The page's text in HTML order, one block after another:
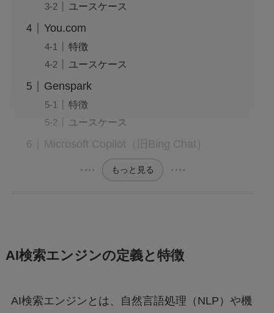
ユースケース
You.com
特徴
ユースケース
Genspark
特徴
ユースケース
Microsoft Copilot（旧Bing Chat）
もっと見る
AI検索エンジンの定義と特徴
AI検索エンジンとは、自然言語処理（NLP）や機